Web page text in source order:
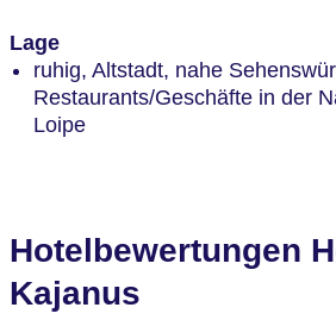
Lage
ruhig, Altstadt, nahe
Restaurants/Geschäfte in der
Loipe
Hotelbewertungen
Kajanus